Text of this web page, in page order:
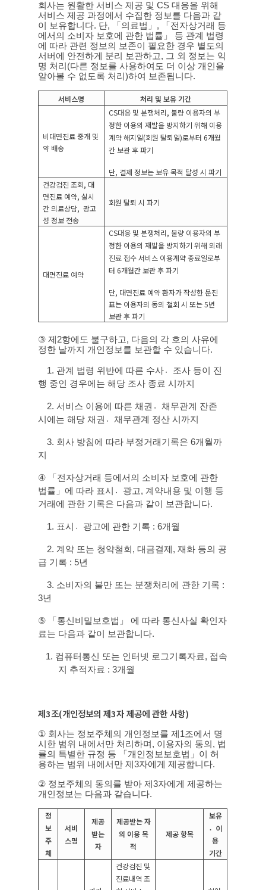
회사는 원활한 서비스 제공 및 CS대응을 위해
서비스 제공 과정에서 수집한 정보를 다음과 같
이 보유합니다. 단, 「의료법」 ,
「전자상거래 등
에서의 소비자 보호에 관한 법률」 등 관계 법령
에 따라 관련 정보의 보존이 필요한 경우 별도의
서버에 안전하게 분리 보관하고, 그 외 정보는 익
명 처리 (다른 정보를 사용하여도 더 이상 개인을
알아볼 수 없도록 처리)하여 보존됩니다.
서비스명 처리 및 보유 기간
비대면진료 중개 및
약 배송
CS대응 및 분쟁처리,불량 이용자의 부
정한 이용의 재발을 방지하기 위해 이용
계약 해지일(회원 탈퇴일)로부터 6개월
간 보관 후 파기
단, 결제 정보는 보유 목적 달성 시 파기
건강검진 조회, 대
면진료 예약,실시
간 의료상담,광고
성 정보 전송
회원 탈퇴 시 파기
대면진료 예약
CS대응 및 분쟁처리,불량 이용자의 부
정한 이용의 재발을 방지하기 위해 외래
진료 접수 서비스 이용계약 종료일로부
터 6개월간 보관 후 파기
단, 대면진료 예약 환자가 작성한 문진
표는 이용자의 동의 철회 시 또는5년
보관 후 파기
③제 2항에도 불구하고, 다음의 각 호의 사유에
정한 날까지 개인정보를 보관할 수 있습니다.
1. 관계 법령 위반에 따른 수사조〮사 등이 진
행 중인 경우에는 해당 조사 종료 시까지
2. 서비스 이용에 따른 채권채〮무관계 잔존
시에는 해당 채권채〮무관계 정산 시까지
3. 회사 방침에 따라 부정거래기록은 6개월까
지
④
「전자상거래 등에서의 소비자 보호에 관한
법률」에 따라 표시광〮고, 계약내용 및 이행 등
거래에 관한 기록은 다음과 같이 보관합니다.
1. 표시광〮고에 관한 기록 : 6개월
2. 계약 또는 청약철회 , 대금결제 , 재화 등의 공
급 기록 : 5년
3. 소비자의 불만 또는 분쟁처리에 관한 기록 :
3년
⑤
「통신비밀보호법」 에 따라 통신사실 확인자
료는 다음과 같이 보관합니다.
1. 컴퓨터통신 또는 인터넷 로그기록자료, 접속
지 추적자료 : 3개월
제3조(개인정보의 제3자 제공에 관한 사항)
① 회사는 정보주체의 개인정보를 제 1조에서 명
시한 범위 내에서만 처리하며 , 이용자의 동의 , 법
률의 특별한 규정 등 「개인정보보호법」이 허
용하는 범위 내에서만 제3자에게 제공합니다.
② 정보주체의 동의를 받아 제3자에게 제공하는
개인정보는 다음과 같습니다.
정
보
주
체
서비
스명
제공
받는
자
제공받는 자
의 이용 목
적
제공 항목
보유
이〮
용
기간
건강검진 및
진료내역 조